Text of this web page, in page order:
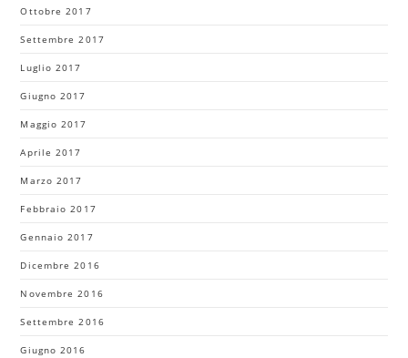
Ottobre 2017
Settembre 2017
Luglio 2017
Giugno 2017
Maggio 2017
Aprile 2017
Marzo 2017
Febbraio 2017
Gennaio 2017
Dicembre 2016
Novembre 2016
Settembre 2016
Giugno 2016